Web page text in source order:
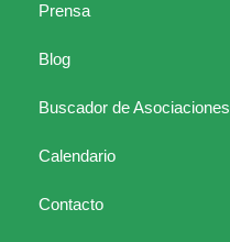
Prensa
Blog
Buscador de Asociaciones
Calendario
Contacto